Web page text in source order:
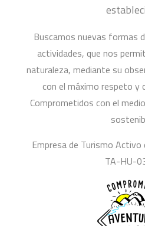
Buscamos nuevas formas
actividades, que nos
naturaleza, mediante su
con el máximo respeto y
Comprometidos con el
Empresa de Turismo
TA-HU-